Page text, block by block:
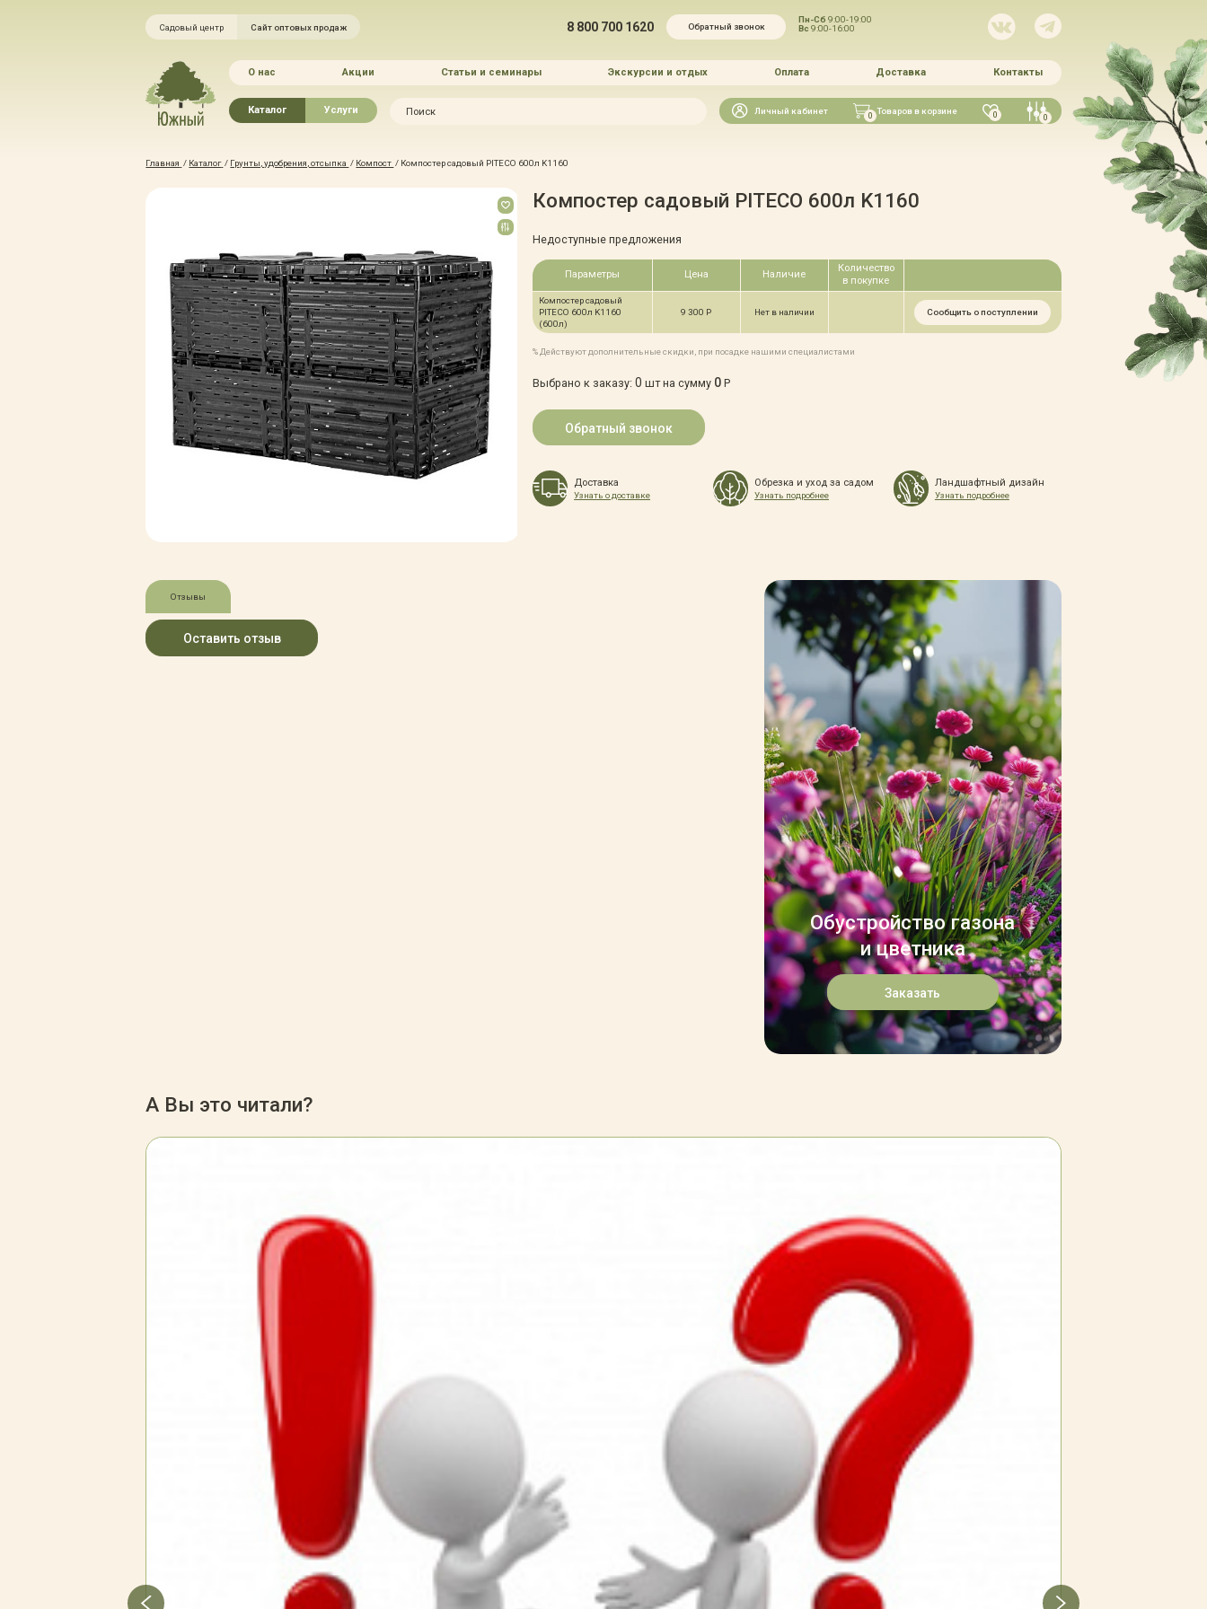
Садовый центр Сайт оптовых продаж 8 800 700 1620 Обратный звонок
Пн-Сб9:00-19:00
Вс9:00-16:00
О нас Акции Статьи и семинары Экскурсии и отдых Оплата Доставка Контакты
Каталог
Хвойные растения
Водные растения
Растения вертикального
озеленения
Формованные растения
Экостория
Товары для сада
Грунты, удобрения, отсыпка
Зимние товары
Крупномеры
Консультации специалистов
Полезная литература
Услуги
Благоустройство и озеленение
Портфолио
Прайс-листы
Правила оказания услуг
Доставка
Оплата
Гарантии
Автополив
Искать
Личный кабинет 0 Товаров в корзине 0 0
Главная / Каталог / Грунты, удобрения, отсыпка / Компост / Компостер садовый PITECO 600л K1160
Компостер садовый PITECO 600л K1160
Недоступные предложения
Параметры Цена Наличие
Количество
в покупке
Компостер садовый
PITECO 600л K1160
(600л)
9 300 Р Нет в наличии Сообщить о поступлении
% Действуют дополнительные скидки, при посадке нашими специалистами
Выбрано к заказу: 0 шт на сумму 0Р
Обратный звонок
Доставка
Узнать о доставке
Обрезка и уход за садом
Узнать подробнее
Ландшафтный дизайн
Узнать подробнее
Отзывы
Оставить отзыв
Обустройство газона
и цветника
Заказать
А Вы это читали?